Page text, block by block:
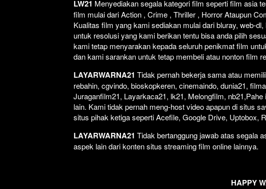
LW21 Menyediakan segala kategori film seperti film asia
film mulai dari Action , Crime , Thriller , Horror Ataupun
Kualitas film yang kami sediakan mulai dari bluray, web-
untuk resolusi yang kami berikan tentu bisa anda pilih
kami tetap menyarakan kepada seluruh penikmat film
dan kami sarankan untuk tetap membeli atau nonton film
LAYARWARNA21 Tidak pernah bekerja sama atau
rebahin, cgvindo, bioskopkeren, cinemaindo, dunia21,
Juraganfilm21, Layarkaca21, lk21, Melongfilm,
lain. Kami tidak pernah meng-host video apapun di situs
situs pihak ketiga seperti Acefile, Google Drive, Uptobox,
LAYARWARNA21 Tidak bertanggung jawab atas segala
aspek lain dari konten situs streaming film online lainnya.
HAPPY